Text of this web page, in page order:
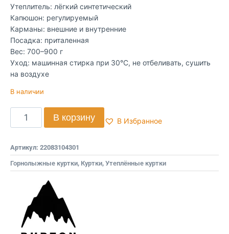
Утеплитель: лёгкий синтетический
Капюшон: регулируемый
Карманы: внешние и внутренние
Посадка: приталенная
Вес: 700–900 г
Уход: машинная стирка при 30°C, не отбеливать, сушить
на воздухе
В наличии
В корзину В Избранное
Артикул: 22083104301
Горнолыжные куртки, Куртки, Утеплённые куртки